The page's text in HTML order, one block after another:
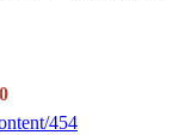
454